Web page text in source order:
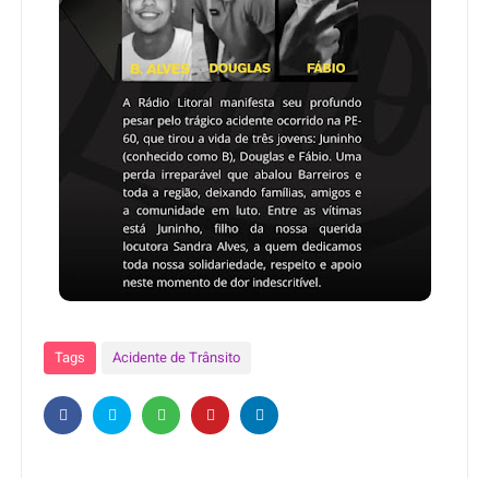
Tags Acidente de Trânsito